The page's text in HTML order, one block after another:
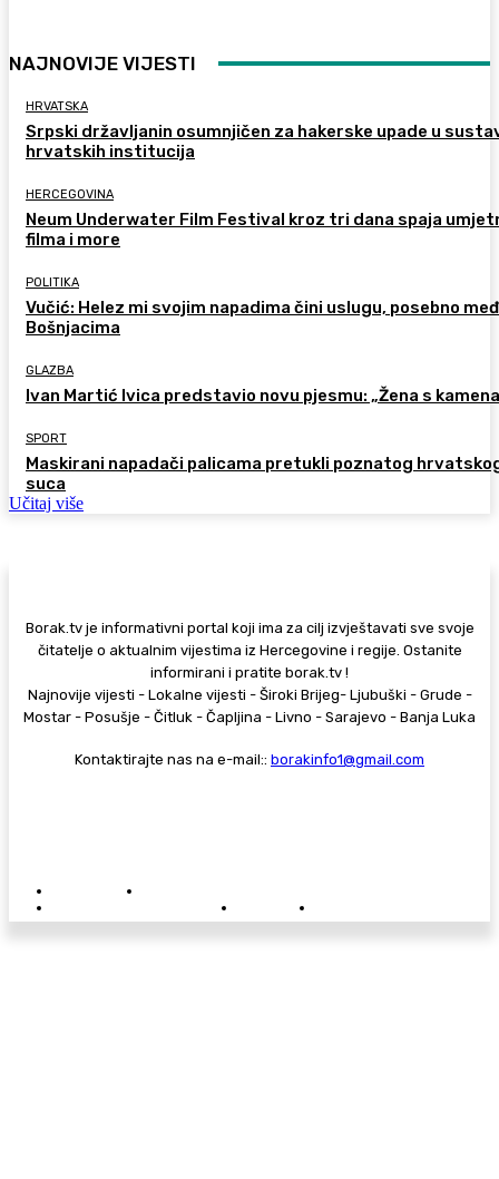
NAJNOVIJE VIJESTI
HRVATSKA
Srpski državljanin osumnjičen za hakerske upade u
hrvatskih institucija
HERCEGOVINA
Neum Underwater Film Festival kroz tri dana spaja
filma i more
POLITIKA
Vučić: Helez mi svojim napadima čini uslugu, posebno
Bošnjacima
GLAZBA
Ivan Martić Ivica predstavio novu pjesmu: „Žena s
SPORT
Maskirani napadači palicama pretukli poznatog
suca
Učitaj više
Borak.tv je informativni portal koji ima za cilj izvještavati sve svoje
čitatelje o aktualnim vijestima iz Hercegovine i regije. Ostanite
informirani i pratite borak.tv !
Najnovije vijesti - Lokalne vijesti - Široki Brijeg- Ljubuški - Grude -
Mostar - Posušje - Čitluk - Čapljina - Livno - Sarajevo - Banja Luka
Kontaktirajte nas na e-mail:: borakinfo1@gmail.com